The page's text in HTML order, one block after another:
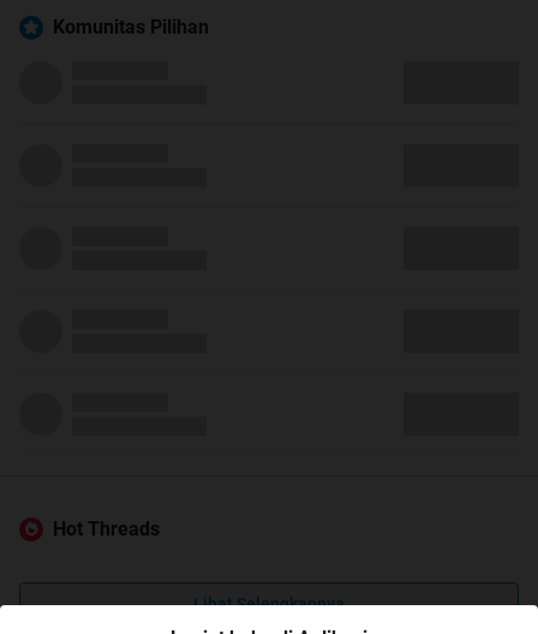
Komunitas Pilihan
Hot Threads
Lihat Selengkapnya